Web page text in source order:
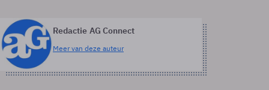
Redactie AG Connect
Meer van deze auteur